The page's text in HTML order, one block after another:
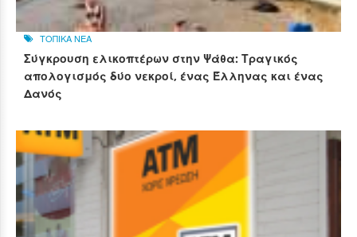
ΤΟΠΙΚΑ ΝΕΑ
Σύγκρουση ελικοπτέρων στην Ψάθα: Τραγικός
απολογισμός δύο νεκροί, ένας Έλληνας και ένας
Δανός